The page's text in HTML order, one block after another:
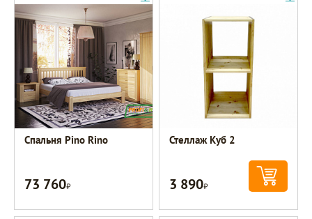
Спальня Pino Rino
73 760Р
Стеллаж Куб 2
3 890Р